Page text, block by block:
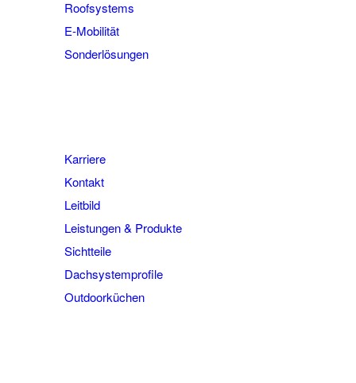
Roofsystems
E-Mobilität
Sonderlösungen
Karriere
Kontakt
Leitbild
Leistungen & Produkte
Sichtteile
Dachsystemprofile
Outdoorküchen